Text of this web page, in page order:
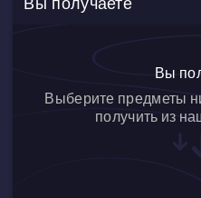
Вы
Выберите предметы
получить из